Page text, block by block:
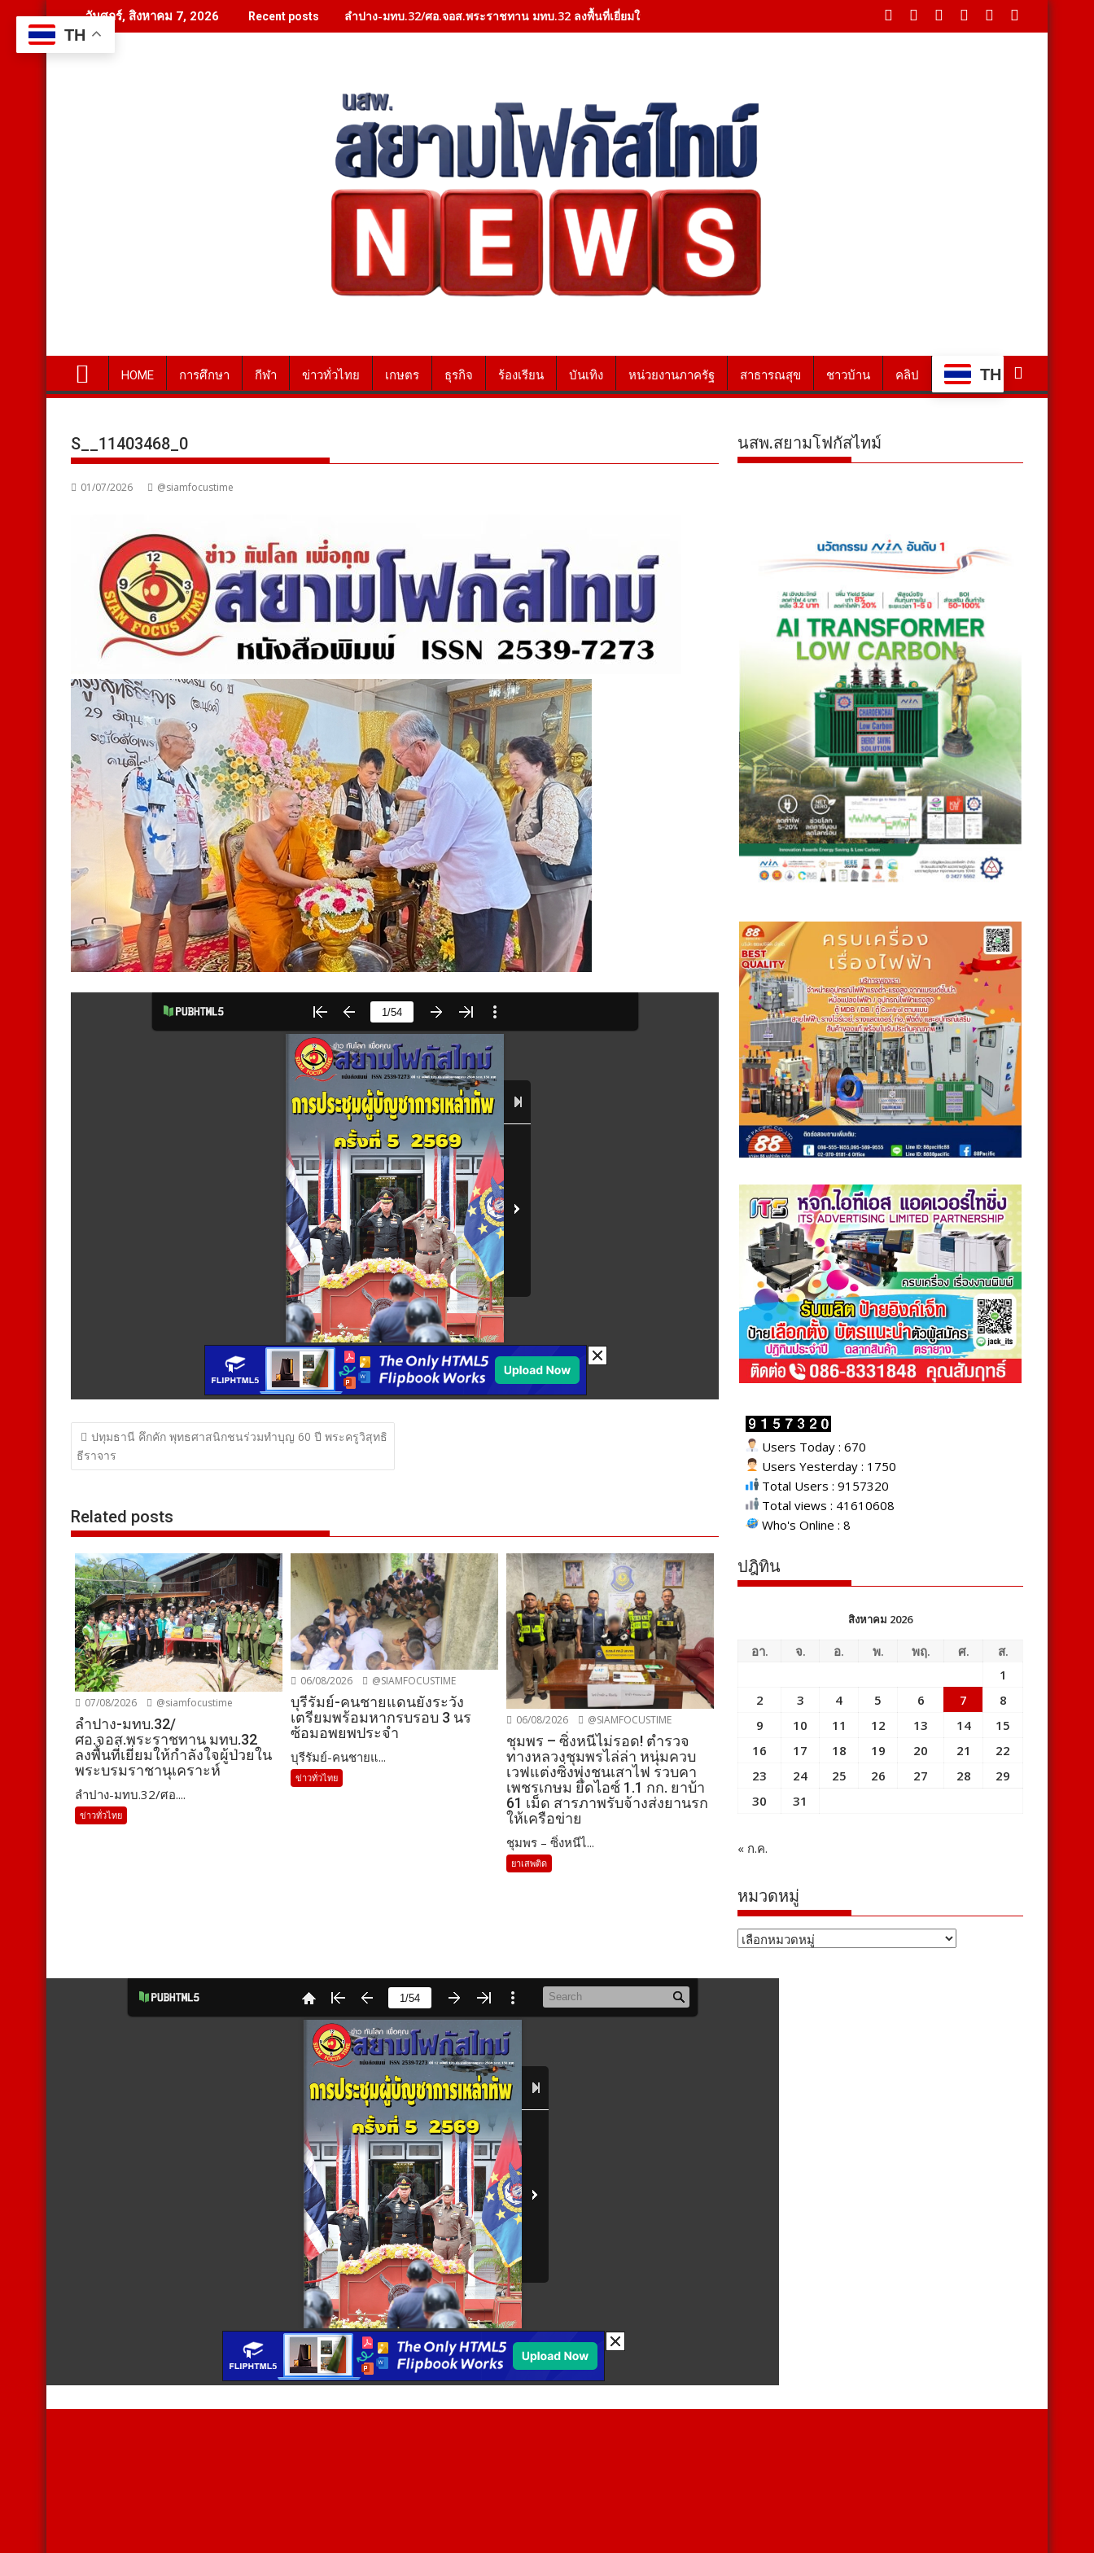
to
content
วันศุกร์, สิงหาคม 7, 2026 Recent posts ลำปาง-มทบ.32/ศอ.จอส.พระราชทาน มทบ.32 ลงพื้นที่เยี่ยมให้กำลังใจผู้ป่วยในพระบรมราชานุเคราะห์
HOME การศึกษา กีฬา ข่าวทั่วไทย เกษตร ธุรกิจ ร้องเรียน บันเทิง หน่วยงานภาครัฐ สาธารณสุข ชาวบ้าน คลิป TH
S__11403468_0
01/07/2026 @siamfocustime
แนะแนว
เรื่อง
ปทุมธานี คึกคัก พุทธศาสนิกชนร่วมทำบุญ 60 ปี พระครูวิสุทธิ
ธีราจาร
Related posts
07/08/2026 @siamfocustime
ลำปาง-มทบ.32/
ศอ.จอส.พระราชทาน มทบ.32
ลงพื้นที่เยี่ยมให้กำลังใจผู้ป่วยใน
พระบรมราชานุเคราะห์
ลำปาง-มทบ.32/ศอ....
ข่าวทั่วไทย
06/08/2026 @SIAMFOCUSTIME
บุรีรัมย์-คนชายแดนยังระวัง
เตรียมพร้อมหากรบรอบ 3 นร
ซ้อมอพยพประจำ
บุรีรัมย์-คนชายแ...
ข่าวทั่วไทย
06/08/2026 @SIAMFOCUSTIME
ชุมพร – ซิ่งหนีไม่รอด! ตำรวจ
ทางหลวงชุมพรไล่ล่า หนุ่มควบ
เวฟแต่งซิ่งพุ่งชนเสาไฟ รวบคา
เพชรเกษม ยึดไอซ์ 1.1 กก. ยาบ้า
61 เม็ด สารภาพรับจ้างส่งยานรก
ให้เครือข่าย
ชุมพร – ซิ่งหนีไ...
ยาเสพติด
นสพ.สยามโฟกัสไทม์
Users Today : 670
Users Yesterday : 1750
Total Users : 9157320
Total views : 41610608
Who's Online : 8
ปฎิทิน
สิงหาคม 2026
อา. จ. อ. พ. พฤ. ศ.
ส.
1
2
3 4 5 6 7
8
9
10 11 12 13 14
15
16
17 18 19 20 21
22
23
24 25 26 27 28
29
30
31
« ก.ค.
หมวดหมู่
หมวด
TH